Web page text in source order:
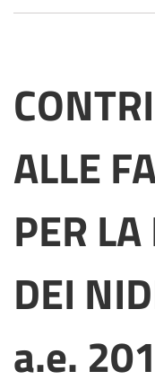
ALLE
PER
DEI
a.e.